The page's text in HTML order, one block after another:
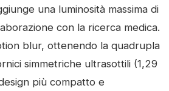
una luminosità massima di
con la ricerca medica.
blur, ottenendo la quadrupla
simmetriche ultrasottili (1,29
più compatto e